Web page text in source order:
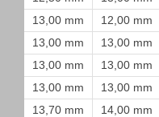
13,00 mm
12,00 mm
13,00 mm
13,00 mm
13,00 mm
13,00 mm
13,00 mm
13,00 mm
13,70 mm
14,00 mm